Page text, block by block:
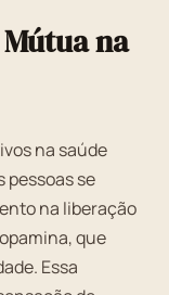
na
na saúde
pessoas se
na liberação
que
Essa